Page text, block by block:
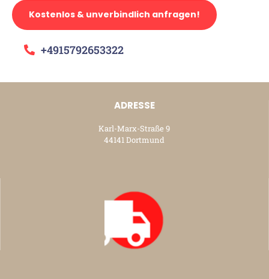
Kostenlos & unverbindlich anfragen!
+4915792653322
ADRESSE
Karl-Marx-Straße 9
44141 Dortmund